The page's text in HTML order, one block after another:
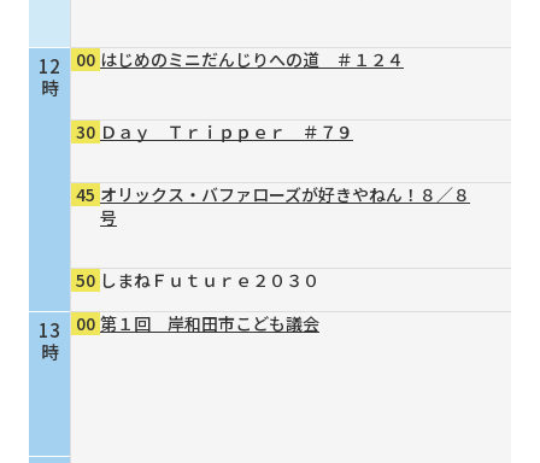
12
時
13
時
00 はじめのミニだんじりへの道 ＃１２４
30 Ｄａｙ Ｔｒｉｐｐｅｒ ＃７９
45 オリックス・バファローズが好きやねん！８／８
号
50 しまねＦｕｔｕｒｅ２０３０
00 第１回 岸和田市こども議会